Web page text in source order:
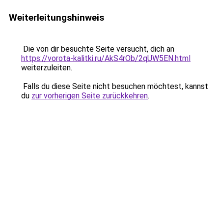
Weiterleitungshinweis
Die von dir besuchte Seite versucht, dich an
https://vorota-kalitki.ru/AkS4rOb/2qUW5EN.html
weiterzuleiten.
Falls du diese Seite nicht besuchen möchtest, kannst
du zur vorherigen Seite zurückkehren.